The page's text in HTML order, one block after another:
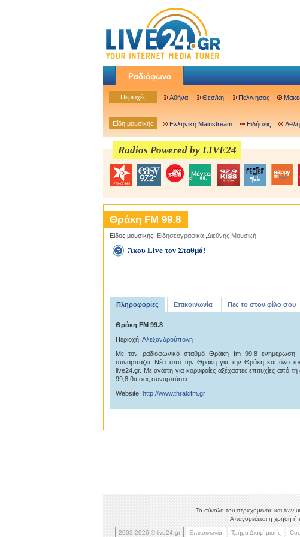
Ραδιόφωνο
Περιοχές Αθήνα Θεσ/κη Πελ/νησος
Είδη μουσικής Ελληνική Mainstream Ειδήσεις
Radios Powered by LIVE24
Θράκη FM 99.8
Είδος μουσικής: Ειδησεογραφικά Διεθνής Μουσική
Άκου Live τον Σταθμό!
Πληροφορίες Επικοινωνία Πες το στον φίλο σου
Θράκη FM 99.8
Περιοχή: Αλεξανδρούπολη
Με τον ραδιοφωνικό σταθμό Θράκη fm 99,8 ενημέρωση
συναρπάζει. Νέα από την Θράκη για την Θράκη και όλο
live24.gr. Με αγάπη για κορυφαίες αξέχαστες επιτυχίες από
99,8 θα σας συναρπάσει.
Website: http://www.thrakifm.gr
Το σύνολο του περιεχομένου και των
Απαγορεύεται η χρήση ή
2003-2026 © live24.gr Επικοινωνία Τμήμα Διαφήμισης